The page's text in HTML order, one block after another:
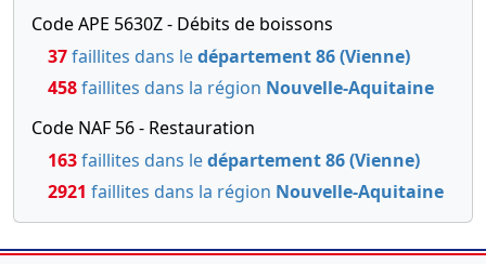
Code APE 5630Z - Débits de boissons
37faillites dans ledépartement 86 (Vienne)
458faillites dans la région Nouvelle-Aquitaine
Code NAF 56 - Restauration
163faillites dans ledépartement 86 (Vienne)
2921 faillites dans la région Nouvelle-Aquitaine